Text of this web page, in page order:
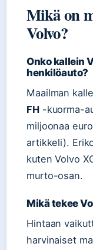
Mikä on
Volvo?
Onko kallein
henkilöauto?
Maailman
FH-kuorma-
miljoonaa
artikkeli).
kuten Volvo
murto-osan.
Mikä tekee
Hintaan
harvinaiset